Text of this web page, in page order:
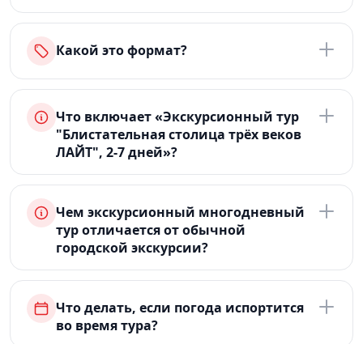
Какой это формат?
Что включает «Экскурсионный тур
"Блистательная столица трёх веков
ЛАЙТ", 2-7 дней»?
Чем экскурсионный многодневный
тур отличается от обычной
городской экскурсии?
Что делать, если погода испортится
во время тура?